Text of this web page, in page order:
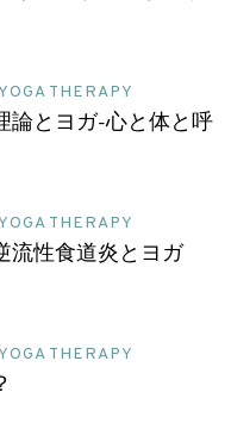
THERAPY
論とヨガ-心と体と呼
THERAPY
流性食道炎とヨガ
THERAPY